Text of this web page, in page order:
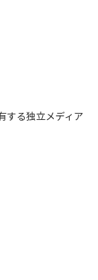
する独立メディア